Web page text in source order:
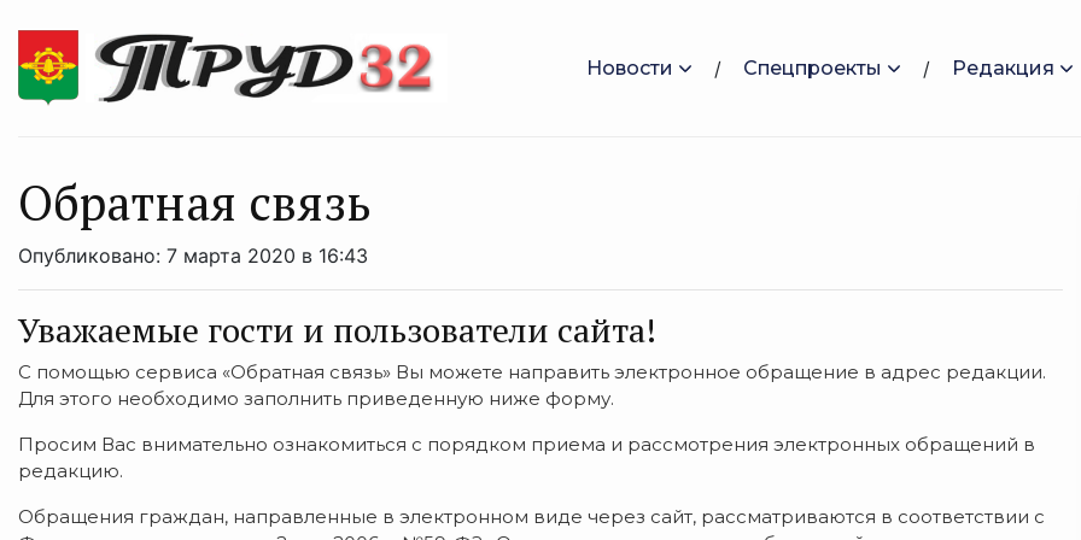
Новости Спецпроекты Редакция
Обратная связь
Опубликовано: 7 марта 2020 в 16:43
Уважаемые гости и пользователи сайта!
С помощью сервиса «Обратная связь» Вы можете направить электронное обращение в адрес редакции.
Для этого необходимо заполнить приведенную ниже форму.
Просим Вас внимательно ознакомиться с порядком приема и рассмотрения электронных обращений в
редакцию.
Обращения граждан, направленные в электронном виде через сайт, рассматриваются в соответствии с